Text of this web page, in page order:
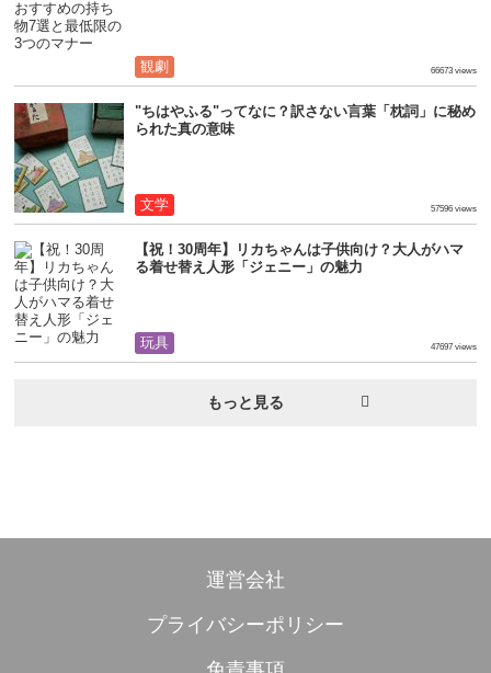
観劇 66673 views
"ちはやふる"ってなに？訳さない言葉「枕詞」に秘め
られた真の意味
文学 57596 views
【祝！30周年】リカちゃんは子供向け？大人がハマ
る着せ替え人形「ジェニー」の魅力
玩具 47697 views
もっと見る
運営会社
プライバシーポリシー